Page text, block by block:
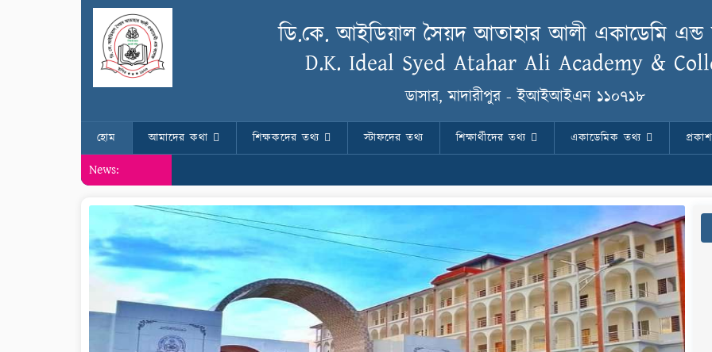
ডি.কে. আইডিয়াল সৈয়দ আতাহার আলী একাডেমি
D.K. Ideal Syed Atahar Ali Academy &
ডাসার, মাদারীপুর - ইআইআইএন ১১০৭১৮
হোম আমাদের কথা শিক্ষকদের তথ্য স্টাফদের তথ্য শিক্ষার্থীদের তথ্য একাডেমিক তথ্য
News: